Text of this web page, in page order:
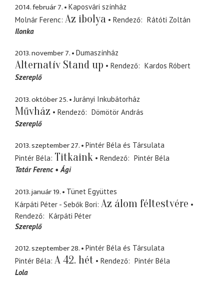
2014. február 7.
Kaposvári színház
Molnár Ferenc Az ibolya Rendező
Rátóti Zoltán
Ilonka
2013. november 7. Dumaszínház
Alternatív Stand up Rendező
Kardos Róbert
Szereplő
2013. október 25. Jurányi Inkubátorház
Művház Rendező
Dömötör András
Szereplő
2013. szeptember 27.
Pintér Béla és Társulata
Pintér Béla Titkaink Rendező
Pintér Béla
Tatár Ferenc
Ági
2013. január 19.
Tünet Együttes
Kárpáti Péter - Sebők Bori Az álom féltestvére
Rendező
Kárpáti Péter
Szereplő
2012. szeptember 28.
Pintér Béla és Társulata
Pintér Béla A 42. hét Rendező
Pintér Béla
Lola